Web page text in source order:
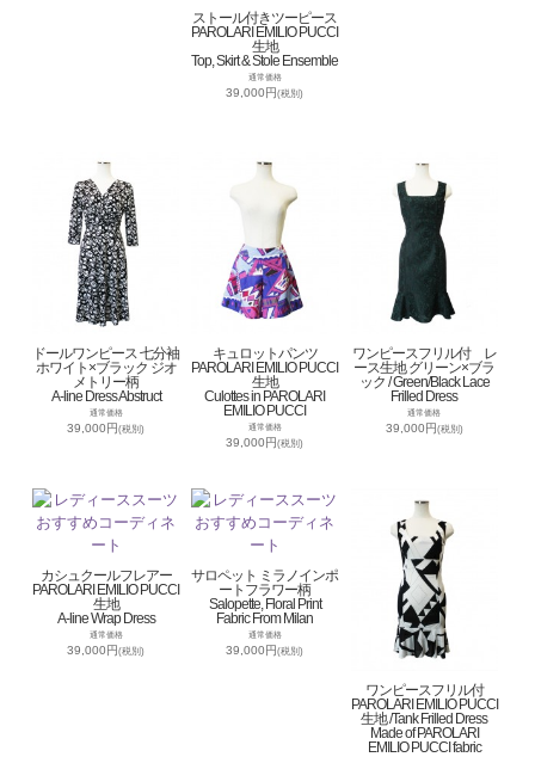
ストール付きツーピース
PAROLARI EMILIO PUCCI
生地
Top, Skirt & Stole Ensemble
通常価格
39,000円(税別)
ドールワンピース 七分袖
ホワイト×ブラック ジオ
メトリー柄
A-line Dress Abstruct
通常価格
39,000円(税別)
キュロットパンツ
PAROLARI EMILIO PUCCI
生地
Culottes in PAROLARI
EMILIO PUCCI
通常価格
39,000円(税別)
ワンピースフリル付 レ
ース生地 グリーン×ブラ
ック / Green/Black Lace
Frilled Dress
通常価格
39,000円(税別)
カシュクールフレアー
PAROLARI EMILIO PUCCI
生地
A-line Wrap Dress
通常価格
39,000円(税別)
サロペット ミラノインポ
ートフラワー柄
Salopette, Floral Print
Fabric From Milan
通常価格
39,000円(税別)
ワンピースフリル付
PAROLARI EMILIO PUCCI
生地 /Tank Frilled Dress
Made of PAROLARI
EMILIO PUCCI fabric